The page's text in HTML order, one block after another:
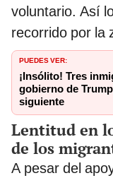
voluntario. Así
recorrido por la
PUEDES VER:
¡Insólito! Tres
gobierno de
siguiente
Lentitud en
de los
A pesar del